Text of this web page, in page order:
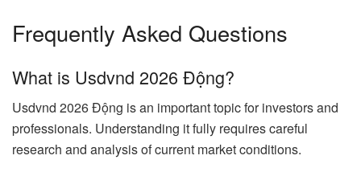
Frequently Asked Questions
What is Usdvnd 2026 Động?
Usdvnd 2026 Động is an important topic for investors and
professionals. Understanding it fully requires careful
research and analysis of current market conditions.